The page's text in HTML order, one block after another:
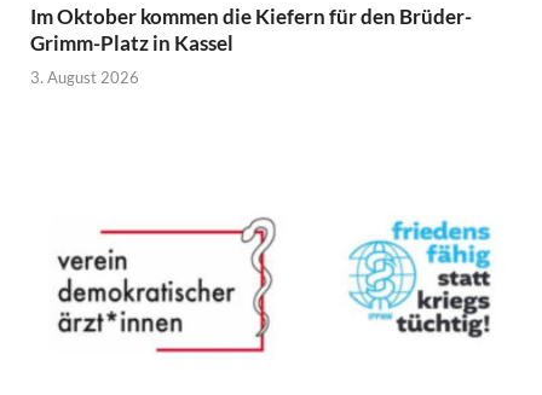
Im Oktober kommen die Kiefern für den Brüder-
Grimm-Platz in Kassel
3. August 2026